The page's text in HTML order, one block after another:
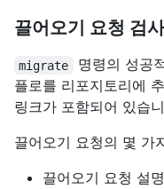
끌어오기 요청 검
migrate
명령의 성공
플로를 리포지토리에
링크가 포함되어 있습
끌어오기 요청의 몇 가
끌어오기 요청 설